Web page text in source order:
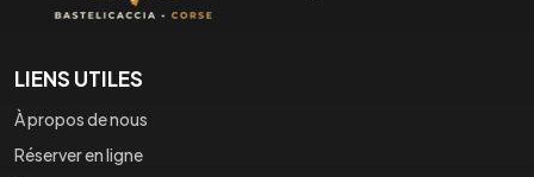
LIENS UTILES
À propos de nous
Réserver en ligne